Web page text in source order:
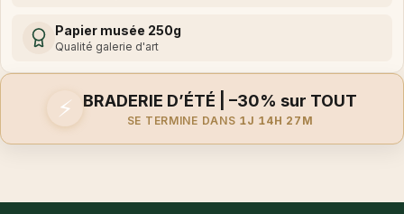
Papier musée 250g
Qualité galerie d'art
⚡ BRADERIE D’ÉTÉ | –30% sur TOUT
SE TERMINE DANS 1J 14H 27M